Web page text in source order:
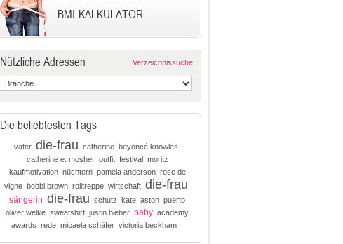
BMI-KALKULATOR
Nützliche Adressen Verzeichnissuche
Die beliebtesten Tags
vater die-frau catherine beyoncé knowles
catherine e. mosher outfit festival moritz
kaufmotivation nüchtern pamela anderson rose de
vigne bobbi brown rolltreppe wirtschaft die-frau
sängerin die-frau schutz kate aston puerto
oliver welke sweatshirt justin bieber baby academy
awards rede micaela schäfer victoria beckham